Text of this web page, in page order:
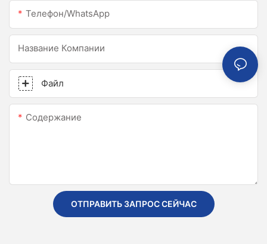
Телефон/WhatsApp
Название Компании
Файл
Содержание
ОТПРАВИТЬ ЗАПРОС СЕЙЧАС